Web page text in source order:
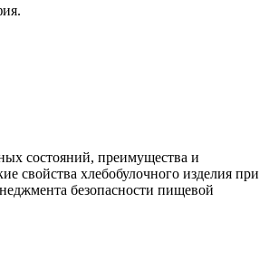
состояний, преимущества и
свойства хлебобулочного изделия при
безопасности пищевой